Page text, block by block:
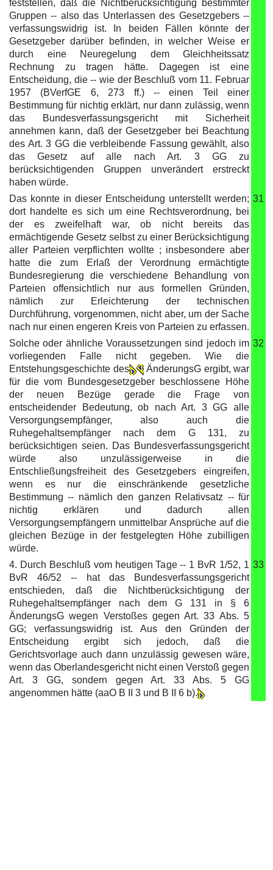
feststellen, daß die Nichtberücksichtigung bestimmter
Gruppen -- also das Unterlassen des Gesetzgebers --
verfassungswidrig ist. In beiden Fällen könnte der
Gesetzgeber darüber befinden, in welcher Weise er
durch eine Neuregelung dem Gleichheitssatz
Rechnung zu tragen hätte. Dagegen ist eine
Entscheidung, die -- wie der Beschluß vom 11. Februar
1957 (BVerfGE 6, 273 ff.) -- einen Teil einer
Bestimmung für nichtig erklärt, nur dann zulässig, wenn
das Bundesverfassungsgericht mit Sicherheit
annehmen kann, daß der Gesetzgeber bei Beachtung
des Art. 3 GG die verbleibende Fassung gewählt, also
das Gesetz auf alle nach Art. 3 GG zu
berücksichtigenden Gruppen unverändert erstreckt
haben würde.
Das konnte in dieser Entscheidung unterstellt werden;
dort handelte es sich um eine Rechtsverordnung, bei
der es zweifelhaft war, ob nicht bereits das
ermächtigende Gesetz selbst zu einer Berücksichtigung
aller Parteien verpflichten wollte ; insbesondere aber
hatte die zum Erlaß der Verordnung ermächtigte
Bundesregierung die verschiedene Behandlung von
Parteien offensichtlich nur aus formellen Gründen,
nämlich zur Erleichterung der technischen
Durchführung, vorgenommen, nicht aber, um der Sache
nach nur einen engeren Kreis von Parteien zu erfassen.
31
Solche oder ähnliche Voraussetzungen sind jedoch im
vorliegenden Falle nicht gegeben. Wie die
Entstehungsgeschichte des
ÄnderungsG ergibt, war
für die vom Bundesgesetzgeber beschlossene Höhe
der neuen Bezüge gerade die Frage von
entscheidender Bedeutung, ob nach Art. 3 GG alle
Versorgungsempfänger, also auch die
Ruhegehaltsempfänger nach dem G 131, zu
berücksichtigen seien. Das Bundesverfassungsgericht
würde also unzulässigerweise in die
Entschließungsfreiheit des Gesetzgebers eingreifen,
wenn es nur die einschränkende gesetzliche
Bestimmung -- nämlich den ganzen Relativsatz -- für
nichtig erklären und dadurch allen
Versorgungsempfängern unmittelbar Ansprüche auf die
gleichen Bezüge in der festgelegten Höhe zubilligen
würde.
32
4. Durch Beschluß vom heutigen Tage -- 1 BvR 1/52, 1
BvR 46/52 -- hat das Bundesverfassungsgericht
entschieden, daß die Nichtberücksichtigung der
Ruhegehaltsempfänger nach dem G 131 in § 6
ÄnderungsG wegen Verstoßes gegen Art. 33 Abs. 5
GG; verfassungswidrig ist. Aus den Gründen der
Entscheidung ergibt sich jedoch, daß die
Gerichtsvorlage auch dann unzulässig gewesen wäre,
wenn das Oberlandesgericht nicht einen Verstoß gegen
Art. 3 GG, sondern gegen Art. 33 Abs. 5 GG
angenommen hätte (aaO B II 3 und B II 6 b).
33